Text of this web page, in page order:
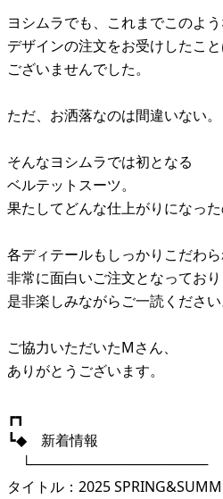
ヨシムラでも、これまでこのよ
デザインの注文をお受けしたこ
ございませんでした。
ただ、お洒落なのは間違いない。
そんなヨシムラでは初となる
ベルテットスーツ。
果たしてどんな仕上がりになった
各ディテールもしっかりこだわら
非常に面白いご注文となっており
是非楽しみながらご一読ください
ご協力いただいたMさん、
ありがとうございます。
┏┓
┗◆ 新着情報
└──────────────────
タイトル：2025